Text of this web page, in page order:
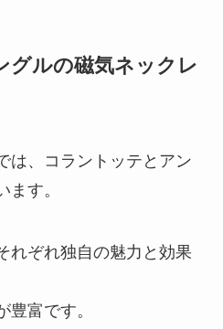
グルの磁気ネックレ
は、コラントッテとアン
ます。
れぞれ独自の魅力と効果
富です。